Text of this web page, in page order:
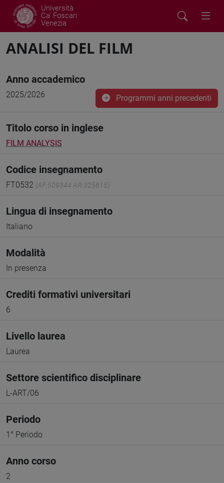
Università
Ca' Foscari
Venezia
ANALISI DEL FILM
Anno accademico
2025/2026 Programmi anni precedenti
Titolo corso in inglese
FILM ANALYSIS
Codice insegnamento
FT0532 (AF:509344 AR:325815)
Lingua di insegnamento
Italiano
Modalità
In presenza
Crediti formativi universitari
6
Livello laurea
Laurea
Settore scientifico disciplinare
L-ART/06
Periodo
1° Periodo
Anno corso
2